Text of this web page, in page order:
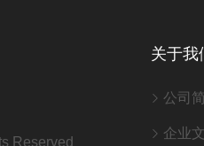
Reserved
关于我
公司
企业